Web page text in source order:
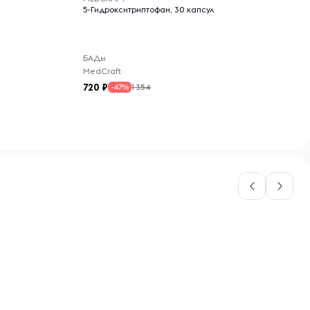
5-Гидрокситриптофан, 30 капсул
БАДы
MedCraft
720 -47% 1 354